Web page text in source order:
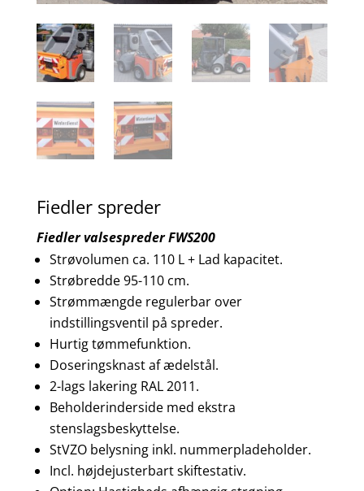
Fiedler spreder
Fiedler valsespreder FWS200
Strøvolumen ca. 110 L + Lad kapacitet.
Strøbredde 95-110 cm.
Strømmængde regulerbar over
indstillingsventil på spreder.
Hurtig tømmefunktion.
Doseringsknast af ædelstål.
2-lags lakering RAL 2011.
Beholderinderside med ekstra
stenslagsbeskyttelse.
StVZO belysning inkl. nummerpladeholder.
Incl. højdejusterbart skiftestativ.